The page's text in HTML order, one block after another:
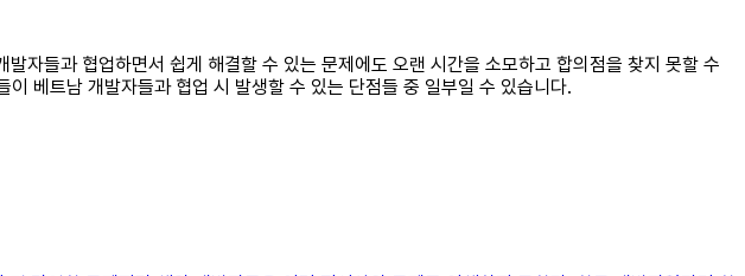
자들과 협업하면서 쉽게 해결할 수 있는 문제에도 오랜 시간을 소모하고 합의점을 찾지 못할 수
베트남 개발자들과 협업 시 발생할 수 있는 단점들 중 일부일 수 있습니다.